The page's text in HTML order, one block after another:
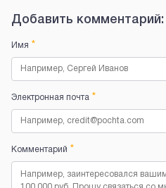
Добавить комментарий:
Имя *
Электронная почта *
Комментарий *